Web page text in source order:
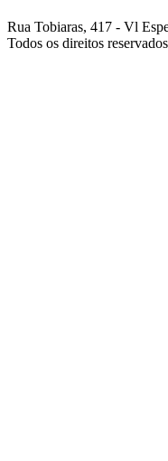
Rua Tobiaras, 417 - Vl
Todos os direitos